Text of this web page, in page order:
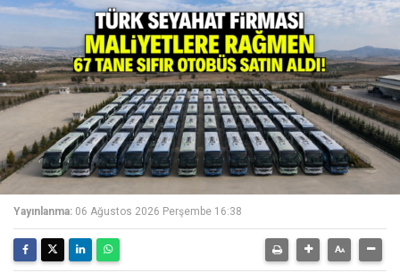
Yayınlanma: 06 Ağustos 2026 Perşembe 16:38